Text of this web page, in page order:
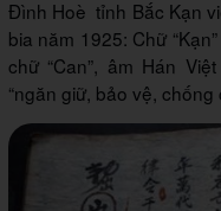
Đình Hoè tỉnh Bắc Kạn
bia năm 1925: Chữ
chữ “Can”, âm Hán
“ngăn giữ, bảo vệ, chống